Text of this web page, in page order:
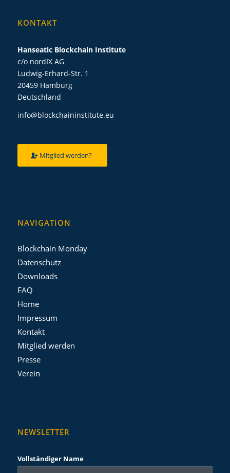
KONTAKT
Hanseatic Blockchain Institute
c/o nordIX AG
Ludwig-Erhard-Str. 1
20459 Hamburg
Deutschland
info@blockchaininstitute.eu
Mitglied werden?
NAVIGATION
Blockchain Monday
Datenschutz
Downloads
FAQ
Home
Impressum
Kontakt
Mitglied werden
Presse
Verein
NEWSLETTER
Vollständiger Name